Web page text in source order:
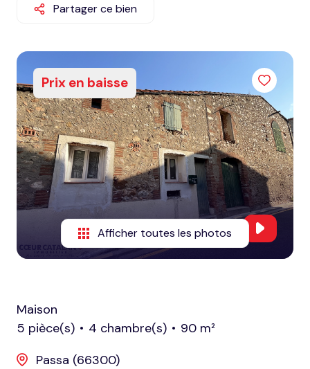
ventes
estimer
honoraires
nous
contacter
notre
agence
partenaires
Partager ce bien
Prix en baisse
Afficher toutes les photos
Maison
5 pièce(s)
4 chambre(s)
90 m²
Passa (66300)